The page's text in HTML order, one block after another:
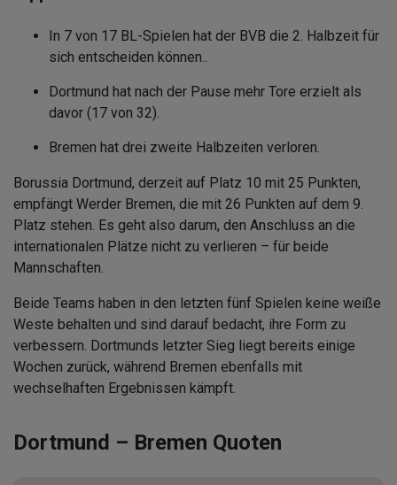
In 7 von 17 BL-Spielen hat der BVB die 2. Halbzeit für
sich entscheiden können..
Dortmund hat nach der Pause mehr Tore erzielt als
davor (17 von 32).
Bremen hat drei zweite Halbzeiten verloren.
Borussia Dortmund, derzeit auf Platz 10 mit 25 Punkten,
empfängt Werder Bremen, die mit 26 Punkten auf dem 9.
Platz stehen. Es geht also darum, den Anschluss an die
internationalen Plätze nicht zu verlieren – für beide
Mannschaften.
Beide Teams haben in den letzten fünf Spielen keine weiße
Weste behalten und sind darauf bedacht, ihre Form zu
verbessern. Dortmunds letzter Sieg liegt bereits einige
Wochen zurück, während Bremen ebenfalls mit
wechselhaften Ergebnissen kämpft.
Dortmund – Bremen Quoten